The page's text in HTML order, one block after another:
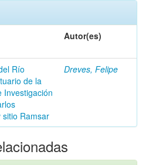
Autor(es)
Río
de la
Investigación
sitio Ramsar
Dreves, Felipe